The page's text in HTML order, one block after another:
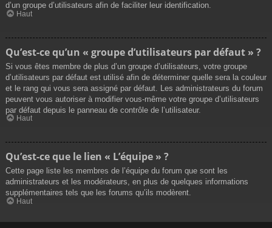
d’un groupe d’utilisateurs afin de faciliter leur identification.
Haut
Qu’est-ce qu’un « groupe d’utilisateurs par défaut » ?
Si vous êtes membre de plus d’un groupe d’utilisateurs, votre groupe
d’utilisateurs par défaut est utilisé afin de déterminer quelle sera la couleur
et le rang qui vous sera assigné par défaut. Les administrateurs du forum
peuvent vous autoriser à modifier vous-même votre groupe d’utilisateurs
par défaut depuis le panneau de contrôle de l’utilisateur.
Haut
Qu’est-ce que le lien « L’équipe » ?
Cette page liste les membres de l’équipe du forum que sont les
administrateurs et les modérateurs, en plus de quelques informations
supplémentaires tels que les forums qu’ils modèrent.
Haut